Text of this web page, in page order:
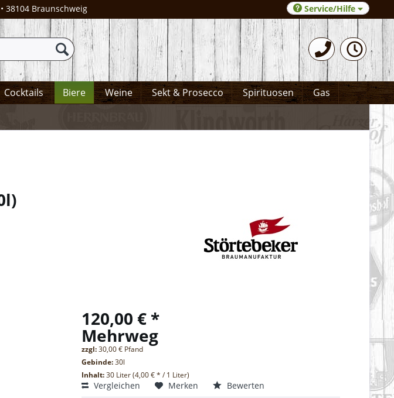
38104 Braunschweig 0531-372066
Service/Hilfe
Cocktails Biere Weine Sekt & Prosecco Spirituosen Gas
)
120,00 € *
Mehrweg
zzgl:30,00 € Pfand
Gebinde:30l
Inhalt:30 Liter (4,00 € * / 1 Liter)
Vergleichen Merken Bewerten